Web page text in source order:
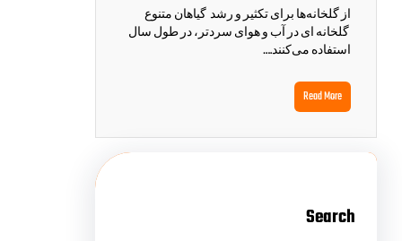
از گلخانه‌ها برای تکثیر و رشد گیاهان متنوع
گلخانه ای در آب و هوای سردتر، در طول سال
استفاده می‌کنند.…
Read More
Search